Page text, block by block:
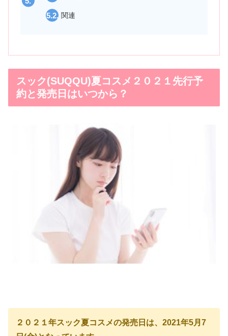
関連
スック(SUQQU)夏コスメ２０２１先行予
約と発売日はいつから？
２０２１年スック夏コスメの発売日は、2021年5月7